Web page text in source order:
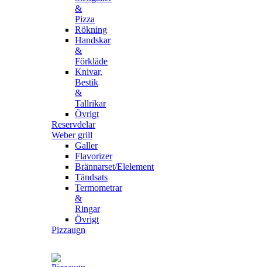
&
Pizza
Rökning
Handskar
&
Förkläde
Knivar,
Bestik
&
Tallrikar
Övrigt
Reservdelar
Weber grill
Galler
Flavorizer
Brännarset/Elelement
Tändsats
Termometrar
&
Ringar
Övrigt
Pizzaugn